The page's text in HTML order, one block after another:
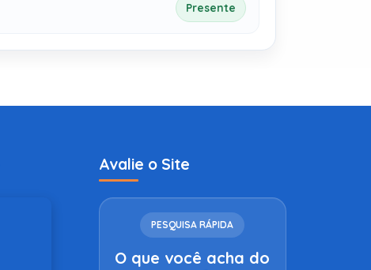
Presente
Avalie o Site
PESQUISA RÁPIDA
O que você acha do